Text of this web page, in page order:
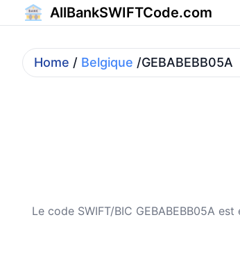
AllBankSWIFTCode.com
Home / Belgique /GEBABEBB05A
Le code SWIFT/BIC GEBABEBB05A